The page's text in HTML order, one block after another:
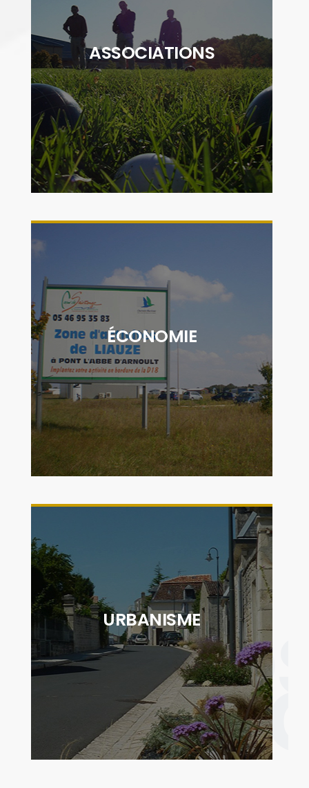
ASSOCIATIONS
"La vie associative du territoire Cœur de
Saintonge est très riche avec près de 180
associations qui œuvrent pour offrir à la
population des animations sportives,
culturelles, environnementales, musicales..."
DÉCOUVRIR
ÉCONOMIE
"Par le développement de zones d'activités
et les partenariats établis avec des
associations et organismes de soutien aux
entreprises, la CDC Cœur de Saintonge
contribue activement au déploiement
économique du territoire"
DÉCOUVRIR
URBANISME
"Le service urbanisme est mis à disposition
des communes afin de réaliser l'instruction
des actes relatifs à l'occupation des sols"
DÉCOUVRIR